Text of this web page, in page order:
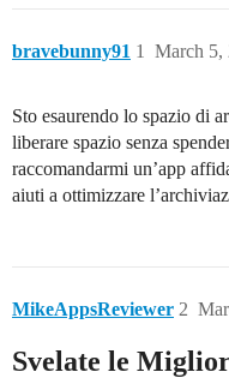
bravebunny91 March 5,
1
Sto esaurendo lo spazio di
liberare spazio senza
raccomandarmi un’app
aiuti a ottimizzare
MikeAppsReviewer 2
Svelate le